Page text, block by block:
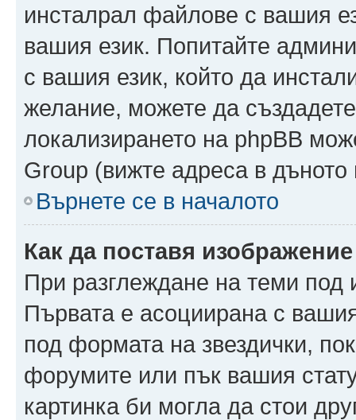
инсталрал файлове с вашия
вашия език. Попитайте
с вашия език, който да
желание, можете да
локализирането на phpBB
Group (вижте адреса в дъното
Върнете се в началото
Как да поставя
При разглеждане на теми под
Първата е асоциирана с
под формата на звездички,
форумите или пък вашия
картинка би могла да стои